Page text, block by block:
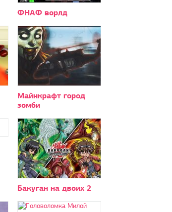
ФНАФ ворлд
Майнкрафт город
зомби
Бакуган на двоих 2